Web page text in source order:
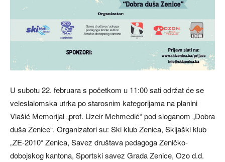
U subotu 22. februara s početkom u 11:00 sati održat će se
veleslalomska utrka po starosnim kategorijama na planini
Vlašić Memorijal „prof. Uzeir Mehmedić“ pod sloganom „Dobra
duša Zenice“. Organizatori su: Ski klub Zenica, Skijaški klub
„ZE-2010“ Zenica, Savez društava pedagoga Zeničko-
dobojskog kantona, Sportski savez Grada Zenice, Ozo d.d.